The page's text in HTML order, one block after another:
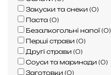
е
с
е
р
т
и
Закуски та снеки (0)
Паста (0)
Безалкогольні напої (0)
Перші страви (0)
Другі страви (0)
Соуси та маринади (0)
Заготовки (0)